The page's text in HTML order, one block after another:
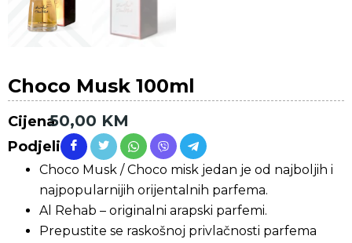
Choco Musk 100ml
Cijena50,00 KM
Podjeli
Choco Musk / Choco misk jedan je od najboljih i
najpopularnijih orijentalnih parfema.
Al Rehab – originalni arapski parfemi.
Prepustite se raskošnoj privlačnosti parfema